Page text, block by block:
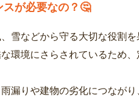
が必要なの？🤔
雪などから守る大切な役割
環境にさらされているため
漏りや建物の劣化につなが